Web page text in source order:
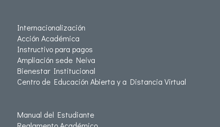
Internacionalización
Acción Académica
Instructivo para pagos
Ampliación sede Neiva
Bienestar Institucional
Centro de Educación Abierta y a Distancia Virtual
Manual del Estudiante